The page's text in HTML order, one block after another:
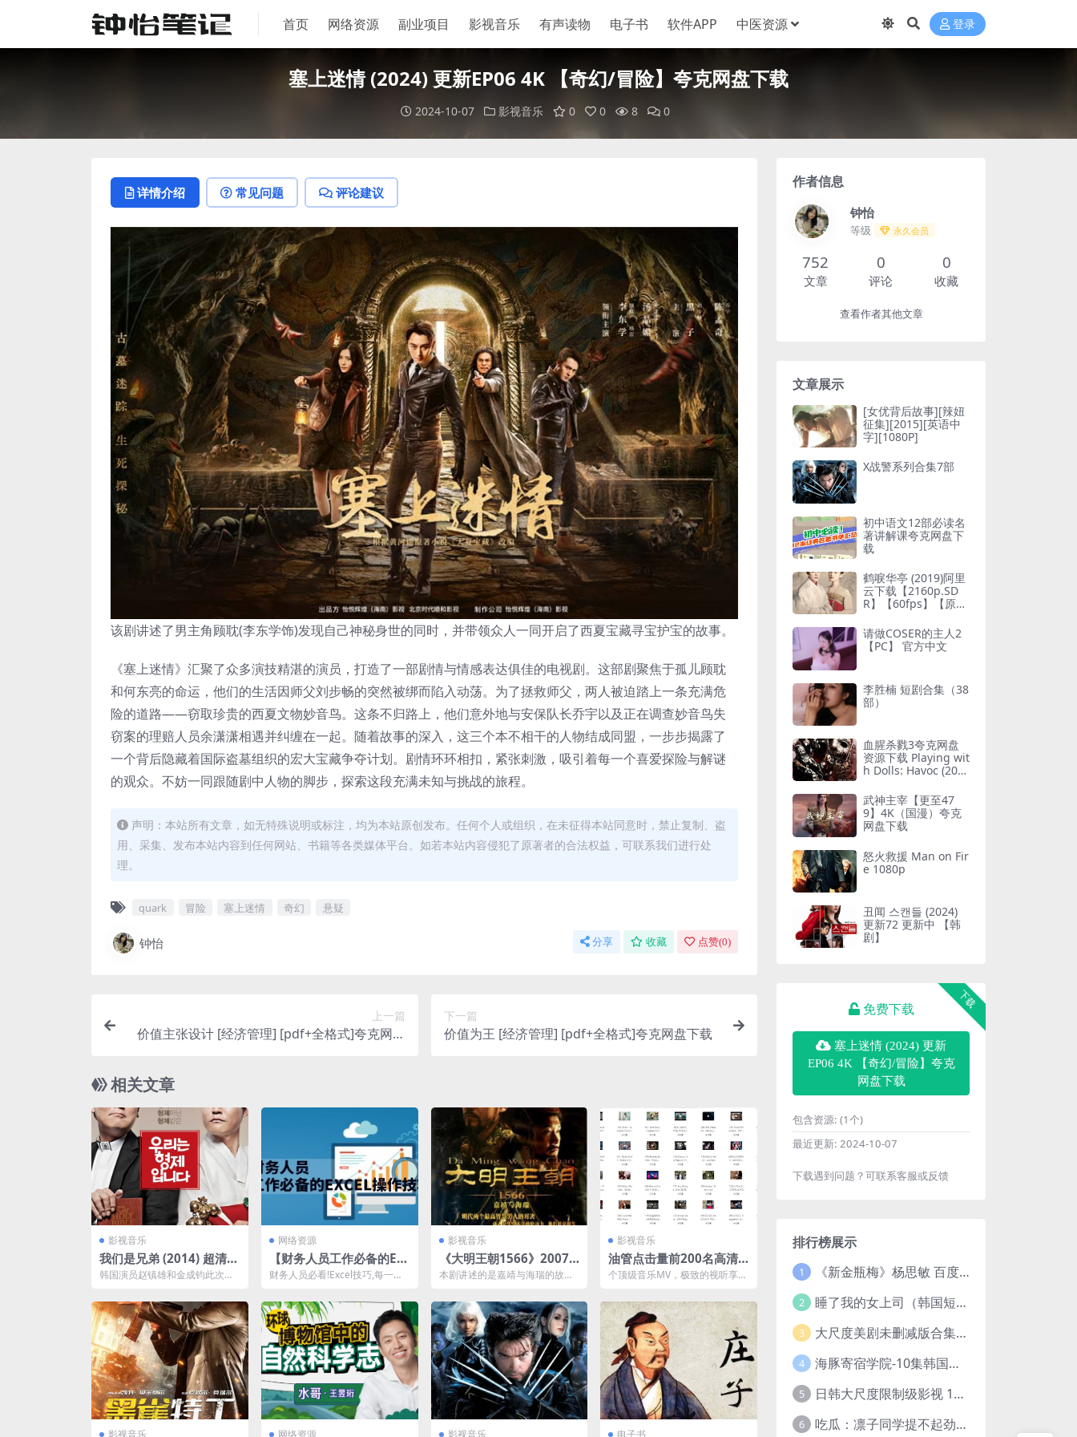
首页 网络资源 副业项目 影视音乐 有声读物 电子书 软件APP 中医资源 登录
塞上迷情 (2024) 更新EP06 4K 【奇幻/冒险】夸克网盘下载
2024-10-07 影视音乐 0 0 8 0
详情介绍 常见问题 评论建议
该剧讲述了男主角顾耽(李东学饰)发现自己神秘身世的同时，并带领众人一同开启了西夏宝藏寻宝护宝的故事。
《塞上迷情》汇聚了众多演技精湛的演员，打造了一部剧情与情感表达俱佳的电视剧。这部剧聚焦于孤儿顾耽
和何东亮的命运，他们的生活因师父刘步畅的突然被绑而陷入动荡。为了拯救师父，两人被迫踏上一条充满危
险的道路——窃取珍贵的西夏文物妙音鸟。这条不归路上，他们意外地与安保队长乔宇以及正在调查妙音鸟失
窃案的理赔人员余潇潇相遇并纠缠在一起。随着故事的深入，这三个本不相干的人物结成同盟，一步步揭露了
一个背后隐藏着国际盗墓组织的宏大宝藏争夺计划。剧情环环相扣，紧张刺激，吸引着每一个喜爱探险与解谜
的观众。不妨一同跟随剧中人物的脚步，探索这段充满未知与挑战的旅程。
声明：本站所有文章，如无特殊说明或标注，均为本站原创发布。任何个人或组织，在未征得本站同意时，禁止复制、盗
用、采集、发布本站内容到任何网站、书籍等各类媒体平台。如若本站内容侵犯了原著者的合法权益，可联系我们进行处
理。
quark 冒险 塞上迷情 奇幻 悬疑
钟怡 分享 收藏 点赞(0)
上一篇
价值主张设计 [ 经济管理] [pdf+全格式]夸克网盘
下一篇
价值为王 [ 经济管理] [pdf+全格式]夸克网盘下载
相关文章
影视音乐
我们是兄弟 (2014) 超清/
外挂中字 夸克网盘下载
韩国演员赵镇雄和金成钧此次在
0年之久的兄弟，语言、...
网络资源
【财务人员工作必备的Ex
cel操作技巧】（52讲全）
财务人员必看!Excel技巧,每一个
影视音乐
《大明王朝1566》2007
中国大陆 4K+2K修复 [国
本剧讲述的是嘉靖与海瑞的故
民不聊生。奸臣严嵩（倪大红...
影视音乐
油管点击量前200名高清
mv合集 mp4/14.8g 夸克
个顶级音乐MV，极致的视听享
影视音乐 网络资源 影视音乐 电子书
作者信息
钟怡
等级 永久会员
752
文章
0
评论
0
收藏
查看作者其他文章
文章展示
[女优背后故事][辣妞
征集][2015][英语中
字][1080P]
X战警系列合集7部
初中语文12部必读名
著讲解课夸克网盘下
载
鹤唳华亭 (2019)阿里
云下载【2160p.SD
R】【60fps】【原
请做COSER的主人2
【PC】 官方中文
李胜楠 短剧合集（38
部）
血腥杀戮3夸克网盘
资源下载 Playing wit
h Dolls: Havoc (201
武神主宰【更至47
9】4K（国漫）夸克
网盘下载
怒火救援 Man on Fir
e 1080p
丑闻 스캔들 (2024)
更新72 更新中 【韩
剧】
下载
免费下载
塞上迷情 (2024) 更新
EP06 4K 【奇幻/冒险】夸克
网盘下载
包含资源: (1个)
最近更新: 2024-10-07
下载遇到问题？可联系客服或反馈
排行榜展示
1 《新金瓶梅》杨思敏 百度云网盘下载.1080P阿里下载.国语中字.(1996)
2 睡了我的女上司（韩国短剧）4K超清/中字百度云网盘下载
3 大尺度美剧未删减版合集【22部】
4 海豚寄宿学院-10集韩国高颜值短剧
5 日韩大尺度限制级影视 120部大合集无删减版
6 吃瓜：凛子同学提不起劲/小怡loli 72V+23V+14V–24.02GB】